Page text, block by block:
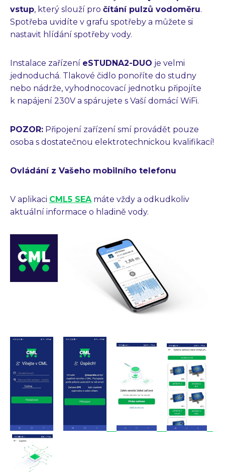
vstup, který slouží pro čítání pulzů vodoměru.
Spotřeba uvidíte v grafu spotřeby a můžete si
nastavit hlídání spotřeby vody.
Instalace zařízení eSTUDNA2-DUO je velmi
jednoduchá. Tlakové čidlo ponoříte do studny
nebo nádrže, vyhodnocovací jednotku připojíte
k napájení 230V a spárujete s Vaší domácí WiFi.
POZOR: Připojení zařízení smí provádět pouze
osoba s dostatečnou elektrotechnickou kvalifikací!
Ovládání z Vašeho mobilního telefonu
V aplikaci CML5 SEAmáte vždy a odkudkoliv
aktuální informace o hladině vody.